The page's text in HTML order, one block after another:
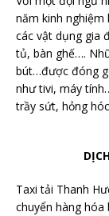
năm kinh
các vật dụng gia
tủ, bàn ghế….
bút…được đóng
như tivi, máy
trầy sứt, hỏng
Taxi tải Thanh
chuyển hàng